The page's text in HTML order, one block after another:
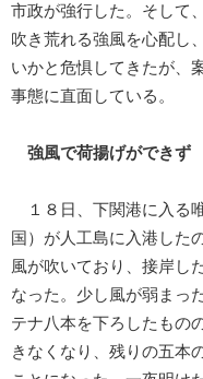
市政が強行した。そして
吹き荒れる強風を心配し
いかと危惧してきたが、
事態に直面している。
強風で荷揚げができず
１８日、下関港に入る
国）が人工島に入港した
風が吹いており、接岸し
なった。少し風が弱まっ
テナ八本を下ろしたもの
きなくなり、残りの五本